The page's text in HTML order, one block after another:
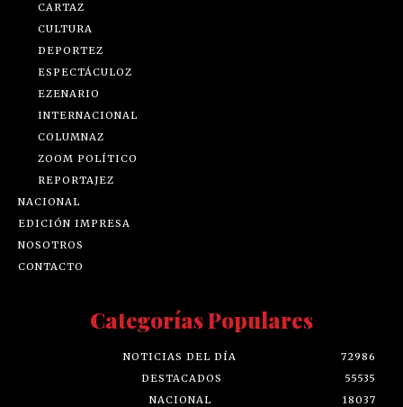
CARTAZ
CULTURA
DEPORTEZ
ESPECTÁCULOZ
EZENARIO
INTERNACIONAL
COLUMNAZ
ZOOM POLÍTICO
REPORTAJEZ
NACIONAL
EDICIÓN IMPRESA
NOSOTROS
CONTACTO
Categorías Populares
NOTICIAS DEL DÍA
72986
DESTACADOS
55535
NACIONAL
18037